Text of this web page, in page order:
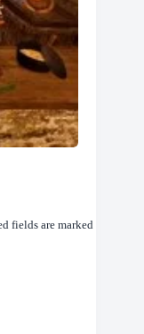
fields are marked